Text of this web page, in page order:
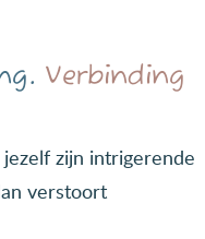
Verbinding
zijn intrigerende
verstoort